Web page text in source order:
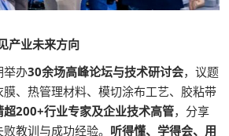
产业未来方向
举办30余场高峰论坛与技术研讨会，议题
、热管理材料、模切涂布工艺、胶粘带
超200+行业专家及企业技术高管，分享
教训与成功经验。 听得懂、学得会、用